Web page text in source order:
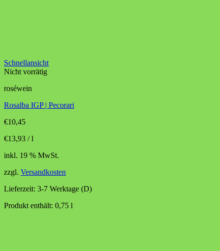
Schnellansicht
Nicht vorrätig
roséwein
Rosalba IGP | Pecorari
€10,45
€13,93 /l
inkl. 19 % MwSt.
zzgl. Versandkosten
Lieferzeit: 3-7 Werktage (D)
Produkt enthält: 0,75 l